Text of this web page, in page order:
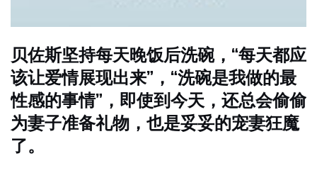
贝佐斯坚持每天晚饭后洗碗，“每天都应
该让爱情展现出来”，“洗碗是我做的最
性感的事情”，即使到今天，还总会偷偷
为妻子准备礼物，也是妥妥的宠妻狂魔
了。